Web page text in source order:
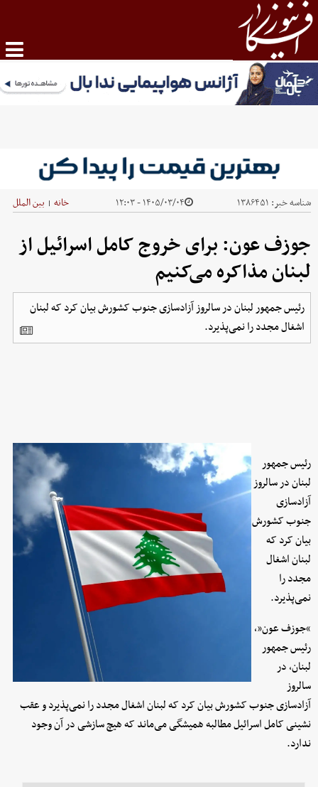
شناسه خبر: ۱۳۸۶۴۵۱ ۱۴۰۵/۰۳/۰۴ - ۱۲:۰۳ خانه | بین الملل
جوزف عون: برای خروج کامل اسرائیل از
لبنان مذاکره می‌کنیم
رئیس جمهور لبنان در سالروز آزادسازی جنوب کشورش بیان کرد که لبنان
اشغال مجدد را نمی‌پذیرد.
رئیس جمهور
لبنان در سالروز
آزادسازی
جنوب کشورش
بیان کرد که
لبنان اشغال
مجدد را
نمی‌پذیرد.
»جوزف عون«،
رئیس جمهور
لبنان، در
سالروز
آزادسازی جنوب کشورش بیان کرد که لبنان اشغال مجدد را نمی‌پذیرد و عقب
نشینی کامل اسرائیل مطالبه همیشگی می‌ماند که هیچ سازشی در آن وجود
ندارد.